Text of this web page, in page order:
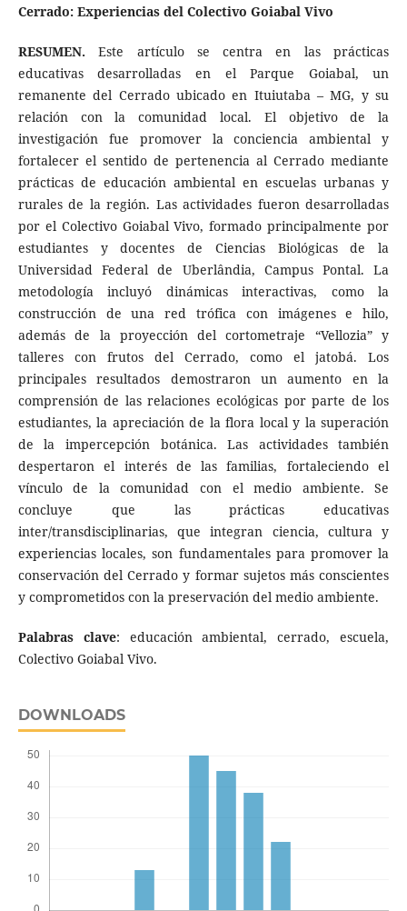
Cerrado: Experiencias del Colectivo Goiabal Vivo
RESUMEN. Este artículo se centra en las prácticas
educativas desarrolladas en el Parque Goiabal, un
remanente del Cerrado ubicado en Ituiutaba – MG, y su
relación con la comunidad local. El objetivo de la
investigación fue promover la conciencia ambiental y
fortalecer el sentido de pertenencia al Cerrado mediante
prácticas de educación ambiental en escuelas urbanas y
rurales de la región. Las actividades fueron desarrolladas
por el Colectivo Goiabal Vivo, formado principalmente por
estudiantes y docentes de Ciencias Biológicas de la
Universidad Federal de Uberlândia, Campus Pontal. La
metodología incluyó dinámicas interactivas, como la
construcción de una red trófica con imágenes e hilo,
además de la proyección del cortometraje “Vellozia” y
talleres con frutos del Cerrado, como el jatobá. Los
principales resultados demostraron un aumento en la
comprensión de las relaciones ecológicas por parte de los
estudiantes, la apreciación de la flora local y la superación
de la impercepción botánica. Las actividades también
despertaron el interés de las familias, fortaleciendo el
vínculo de la comunidad con el medio ambiente. Se
concluye que las prácticas educativas
inter/transdisciplinarias, que integran ciencia, cultura y
experiencias locales, son fundamentales para promover la
conservación del Cerrado y formar sujetos más conscientes
y comprometidos con la preservación del medio ambiente.
Palabras clave: educación ambiental, cerrado, escuela,
Colectivo Goiabal Vivo.
DOWNLOADS